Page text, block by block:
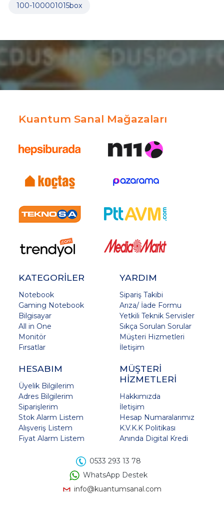
100-100001015box
Kuantum Sanal Mağazaları
KATEGORİLER
Notebook
Gaming Notebook
Bilgisayar
All in One
Monitör
Fırsatlar
YARDIM
Sipariş Takibi
Arıza/ İade Formu
Yetkili Teknik Servisler
Sıkça Sorulan Sorular
Müşteri Hizmetleri
İletişim
HESABIM
Üyelik Bilgilerim
Adres Bilgilerim
Siparişlerim
Stok Alarm Listem
Alışveriş Listem
Fiyat Alarm Listem
MÜŞTERİ
HİZMETLERİ
Hakkımızda
İletişim
Hesap Numaralarımız
K.V.K.K Politikası
Anında Digital Kredi
0533 293 13 78
WhatsApp Destek
info@kuantumsanal.com